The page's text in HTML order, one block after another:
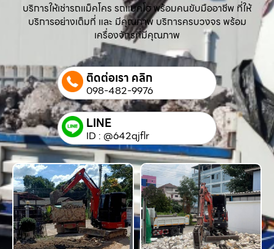
บริการให้เช่ารถแม็คโคร รถแบคโฮ พร้อมคนขับมืออาชีพ ที่ให้
บริการอย่างเต็มที่ และ มีคุณภาพ บริการครบวงจร พร้อม
เครื่องจักรที่มีคุณภาพ
ติดต่อเรา คลิก
098-482-9976
LINE
ID : @642qjflr